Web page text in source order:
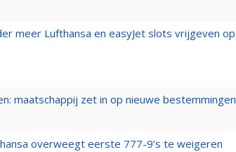
meer Lufthansa en easyJet slots vrijgeven op
maatschappij zet in op nieuwe bestemmingen
overweegt eerste 777-9’s te weigeren